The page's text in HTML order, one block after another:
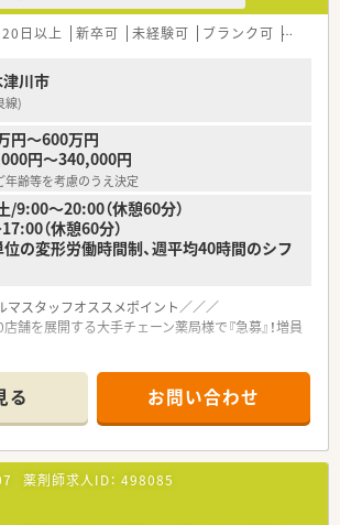
日以上 新卒可 未経験可 ブランク可 残業な
川市
線)
円～600万円
円～340,000円
年齢等を考慮のうえ決定
/9:00～20:00（休憩60分）
（休憩60分）
の変形労働時間制、週平均40時間のシフ
マスタッフオススメポイント／／／
舗を展開する大手チェーン薬局様で『急募』！増員
員加入など薬剤師さんが働きやすい環境が整って
ですので、幅広い処方を経験できる環境です
師体制で安心して就業いただけます
奈良線、学研都市線 片町線 木津駅より徒歩1分と
く、奈良方面や大阪からの通勤も可能です。
る お問い合わせ
薬剤師求人ID： 498085